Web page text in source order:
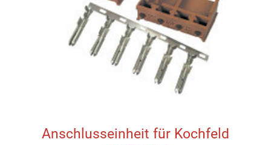
Anschlusseinheit für Kochfeld